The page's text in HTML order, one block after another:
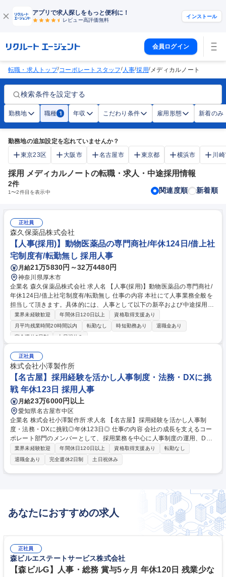
アプリで求人探しをもっと便利に！
レビュー高評価無料
インストール
会員ログイン
転職・求人トップ/コーポレートスタッフ/人事/採用/メディカルノート
検索条件を設定する
勤務地 職種 1 年収 こだわり条件 雇用形態 新着のみ
勤務地の追加設定を忘れていませんか？
東京23区
大阪市 名古屋市 東京都 横浜市 川
採用 メディカルノートの転職・求人・中途採用情報
2件
1〜2件目を表示中 関連度順 新着順
正社員
森久保薬品株式会社
【人事(採用)】動物医薬品の専門商社/年休124日/借上社
宅制度有/転勤無し 採用人事
月給21万5830円～32万4480円
神奈川県厚木市
企業名 森久保薬品株式会社 求人名 【人事(採用)】動物医薬品の専門商社/
年休124日/借上社宅制度有/転勤無し 仕事の内容 本社にて人事業務全般を
担当して頂きます。具体的には、人事として以下の新卒および中途採用業
務全般をお任せいたします。 ■採用活動の企画■求人資料の作成■求人媒体
の選定・運用、■求人イベントへの参加■応募者対応■説明会・面接の日程
調整■選考実施■内定者フォロー■入社手続き準備等 募集職種 【人事(採
業界未経験歓迎 年間休日120日以上
資格取得支援あり
月平均残業時間20時間以内
転勤なし 時短勤務あり
退職金あり
完全週休2日制
土日祝休み
正社員
株式会社小澤製作所
【名古屋】採用経験を活かし人事制度・法務・DXに挑
戦 年休123日 採用人事
月給23万6000円以上
愛知県名古屋市中区
企業名 株式会社小澤製作所 求人名 【名古屋】採用経験を活かし人事制
度・法務・DXに挑戦◎年休123日◎ 仕事の内容 会社の成長を支えるコー
ポレート部門のメンバーとして、採用業務を中心に人事制度の運用、DX
推進、法務業務など幅広いバックオフィス業務をお任せします。担当領域
を限定せず、組織づくりにも携わりながらキャリア の幅を広げられる環境
です。 【具体的には】■中途採用業務（面接対応、応募者対応、日程調整
など） ■評価制度の運用・社内への浸透施策の企画・実施■社内業務のDX
ンプライアンス体制の整備■弁護士や社労士など外部専門家との連携■その
度・法務・DXに挑戦◎年休123日◎
業界未経験歓迎 年間休日120日以上 資格取得支援あり
転勤なし
退職金あり
完全週休2日制 土日祝休み
あなたにおすすめの求人
正社員
森ビルエステートサービス株式会社
【森ビルG】人事・総務 賞与5ヶ月 年休120日 残業少な